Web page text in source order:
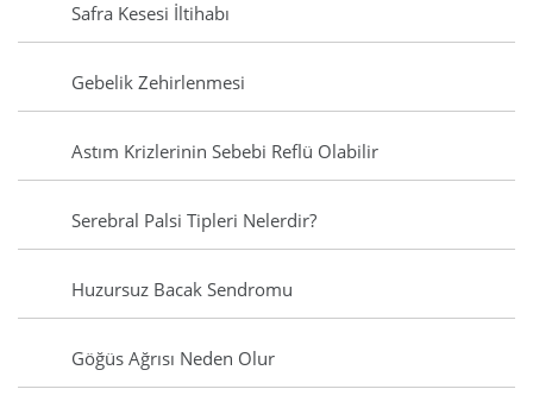
Safra Kesesi İltihabı
Gebelik Zehirlenmesi
Astım Krizlerinin Sebebi Reflü Olabilir
Serebral Palsi Tipleri Nelerdir?
Huzursuz Bacak Sendromu
Göğüs Ağrısı Neden Olur